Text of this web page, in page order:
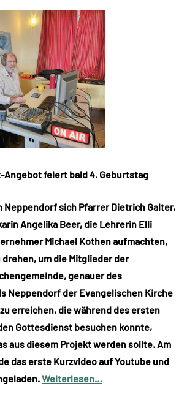
feiert bald 4. Geburtstag
Neppendorf sich Pfarrer Dietrich Galter,
Angelika Beer, die Lehrerin Elli
Michael Kothen aufmachten,
drehen, um die Mitglieder der
genauer des
Neppendorf der Evangelischen Kirche
erreichen, die während des ersten
Gottesdienst besuchen konnte,
aus diesem Projekt werden sollte. Am
das erste Kurzvideo auf Youtube und
Weiterlesen…